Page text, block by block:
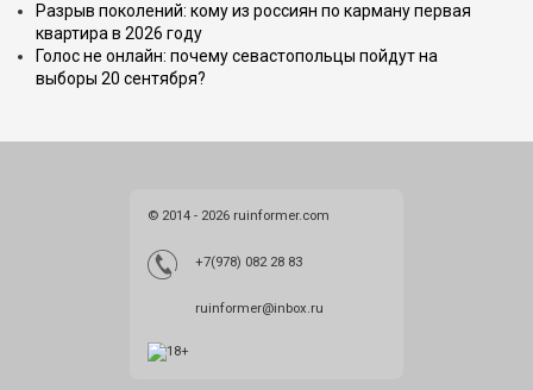
Разрыв поколений: кому из россиян по карману первая
квартира в 2026 году
Голос не онлайн: почему севастопольцы пойдут на
выборы 20 сентября?
© 2014 - 2026 ruinformer.com
+7(978) 082 28 83
ruinformer@inbox.ru